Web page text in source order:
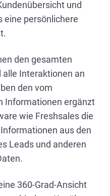
und
eine persönlichere
den gesamten
alle Interaktionen an
den vom
Informationen ergänzt
wie Freshsales die
aus den
Leads und anderen
360-Grad-Ansicht